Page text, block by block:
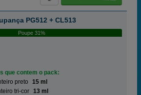
PG512 + CL513
Poupe 31%
que contem o pack:
preto
15 ml
tri-cor 13 ml